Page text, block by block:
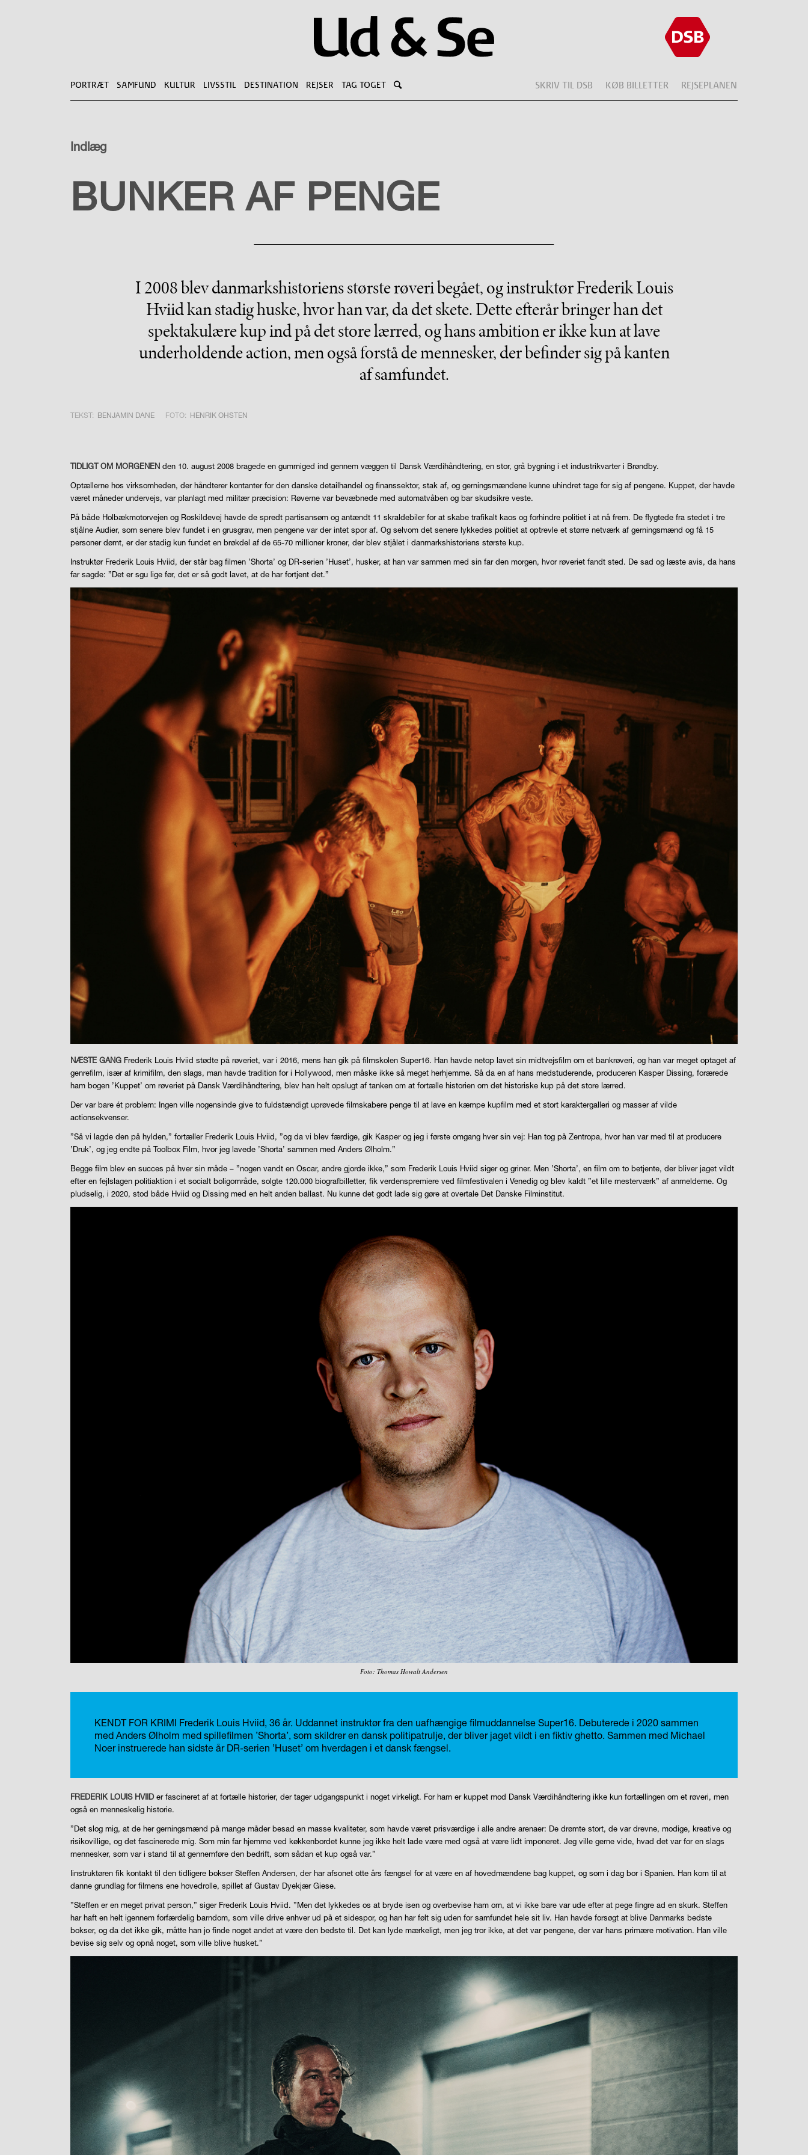
PORTRÆT SAMFUND KULTUR LIVSSTIL DESTINATION REJSER TAG TOGET SKRIV TIL DSB KØB BILLETTER REJSEPLANEN
Indlæg
KULTUR
BUNKER AF PENGE
I 2008 blev danmarkshistoriens største røveri begået, og instruktør Frederik Louis
Hviid kan stadig huske, hvor han var, da det skete. Dette efterår bringer han det
spektakulære kup ind på det store lærred, og hans ambition er ikke kun at lave
underholdende action, men også forstå de mennesker, der befinder sig på kanten
af samfundet.
TEKST: BENJAMIN DANE FOTO: HENRIK OHSTEN
TIDLIGT OM MORGENEN den 10. august 2008 bragede en gummiged ind gennem væggen til Dansk Værdihåndtering, en stor, grå bygning i et industrikvarter i Brøndby.
Optællerne hos virksomheden, der håndterer kontanter for den danske detailhandel og finanssektor, stak af, og gerningsmændene kunne uhindret tage for sig af pengene. Kuppet, der havde
været måneder undervejs, var planlagt med militær præcision: Røverne var bevæbnede med automatvåben og bar skudsikre veste.
På både Holbækmotorvejen og Roskildevej havde de spredt partisansøm og antændt 11 skraldebiler for at skabe trafikalt kaos og forhindre politiet i at nå frem. De flygtede fra stedet i tre
stjålne Audier, som senere blev fundet i en grusgrav, men pengene var der intet spor af. Og selvom det senere lykkedes politiet at optrevle et større netværk af gerningsmænd og få 15
personer dømt, er der stadig kun fundet en brøkdel af de 65-70 millioner kroner, der blev stjålet i danmarkshistoriens største kup.
Instruktør Frederik Louis Hviid, der står bag filmen ’Shorta’ og DR-serien ’Huset’, husker, at han var sammen med sin far den morgen, hvor røveriet fandt sted. De sad og læste avis, da hans
far sagde: ”Det er sgu lige før, det er så godt lavet, at de har fortjent det.”
NÆSTE GANG Frederik Louis Hviid stødte på røveriet, var i 2016, mens han gik på filmskolen Super16. Han havde netop lavet sin midtvejsfilm om et bankrøveri, og han var meget optaget af
genrefilm, især af krimifilm, den slags, man havde tradition for i Hollywood, men måske ikke så meget herhjemme. Så da en af hans medstuderende, produceren Kasper Dissing, forærede
ham bogen ’Kuppet’ om røveriet på Dansk Værdihåndtering, blev han helt opslugt af tanken om at fortælle historien om det historiske kup på det store lærred.
Der var bare ét problem: Ingen ville nogensinde give to fuldstændigt uprøvede filmskabere penge til at lave en kæmpe kupfilm med et stort karaktergalleri og masser af vilde
actionsekvenser.
”Så vi lagde den på hylden,” fortæller Frederik Louis Hviid, ”og da vi blev færdige, gik Kasper og jeg i første omgang hver sin vej: Han tog på Zentropa, hvor han var med til at producere
’Druk’, og jeg endte på Toolbox Film, hvor jeg lavede ’Shorta’ sammen med Anders Ølholm.”
Begge film blev en succes på hver sin måde – ”nogen vandt en Oscar, andre gjorde ikke,” som Frederik Louis Hviid siger og griner. Men ’Shorta’, en film om to betjente, der bliver jaget vildt
efter en fejlslagen politiaktion i et socialt boligområde, solgte 120.000 biografbilletter, fik verdenspremiere ved filmfestivalen i Venedig og blev kaldt ”et lille mesterværk” af anmelderne. Og
pludselig, i 2020, stod både Hviid og Dissing med en helt anden ballast. Nu kunne det godt lade sig gøre at overtale Det Danske Filminstitut.
Foto: Thomas Howalt Andersen
KENDT FOR KRIMI Frederik Louis Hviid, 36 år. Uddannet instruktør fra den uafhængige filmuddannelse Super16. Debuterede i 2020 sammen
med Anders Ølholm med spillefilmen ’Shorta’, som skildrer en dansk politipatrulje, der bliver jaget vildt i en fiktiv ghetto. Sammen med Michael
Noer instruerede han sidste år DR-serien ’Huset’ om hverdagen i et dansk fængsel.
FREDERIK LOUIS HVIIDer fascineret af at fortælle historier, der tager udgangspunkt i noget virkeligt. For ham er kuppet mod Dansk Værdihåndtering ikke kun fortællingen om et røveri, men
også en menneskelig historie.
”Det slog mig, at de her gerningsmænd på mange måder besad en masse kvaliteter, som havde været prisværdige i alle andre arenaer: De drømte stort, de var drevne, modige, kreative og
risikovillige, og det fascinerede mig. Som min far hjemme ved køkkenbordet kunne jeg ikke helt lade være med også at være lidt imponeret. Jeg ville gerne vide, hvad det var for en slags
mennesker, som var i stand til at gennemføre den bedrift, som sådan et kup også var.”
Iinstruktøren fik kontakt til den tidligere bokser Steffen Andersen, der har afsonet otte års fængsel for at være en af hovedmændene bag kuppet, og som i dag bor i Spanien. Han kom til at
danne grundlag for filmens ene hovedrolle, spillet af Gustav Dyekjær Giese.
”Steffen er en meget privat person,” siger Frederik Louis Hviid. ”Men det lykkedes os at bryde isen og overbevise ham om, at vi ikke bare var ude efter at pege fingre ad en skurk. Steffen
har haft en helt igennem forfærdelig barndom, som ville drive enhver ud på et sidespor, og han har følt sig uden for samfundet hele sit liv. Han havde forsøgt at blive Danmarks bedste
bokser, og da det ikke gik, måtte han jo finde noget andet at være den bedste til. Det kan lyde mærkeligt, men jeg tror ikke, at det var pengene, der var hans primære motivation. Han ville
bevise sig selv og opnå noget, som ville blive husket.”